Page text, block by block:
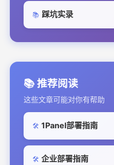
📚 踩坑实录
📚 推荐阅读
这些文章可能对你有帮助
🛠️ 1Panel部署指南
🛠️ 企业部署指南